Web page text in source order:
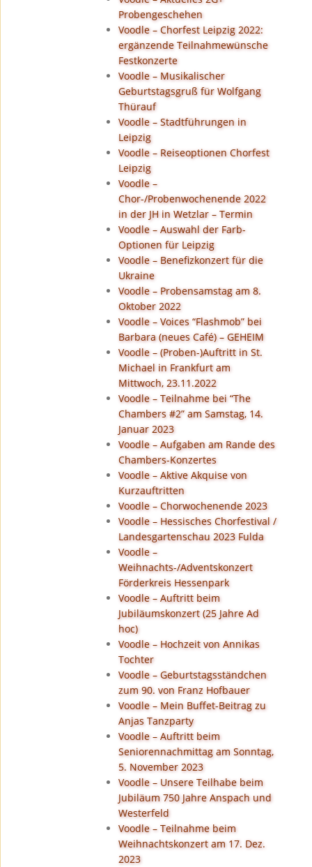
Probengeschehen
Voodle – Chorfest Leipzig 2022:
ergänzende Teilnahmewünsche
Festkonzerte
Voodle – Musikalischer
Geburtstagsgruß für Wolfgang
Thürauf
Voodle – Stadtführungen in
Leipzig
Voodle – Reiseoptionen Chorfest
Leipzig
Voodle –
Chor-/Probenwochenende 2022
in der JH in Wetzlar – Termin
Voodle – Auswahl der Farb-
Optionen für Leipzig
Voodle – Benefizkonzert für die
Ukraine
Voodle – Probensamstag am 8.
Oktober 2022
Voodle – Voices “Flashmob” bei
Barbara (neues Café) – GEHEIM
Voodle – (Proben-)Auftritt in St.
Michael in Frankfurt am
Mittwoch, 23.11.2022
Voodle – Teilnahme bei “The
Chambers #2” am Samstag, 14.
Januar 2023
Voodle – Aufgaben am Rande des
Chambers-Konzertes
Voodle – Aktive Akquise von
Kurzauftritten
Voodle – Chorwochenende 2023
Voodle – Hessisches Chorfestival /
Landesgartenschau 2023 Fulda
Voodle –
Weihnachts-/Adventskonzert
Förderkreis Hessenpark
Voodle – Auftritt beim
Jubiläumskonzert (25 Jahre Ad
hoc)
Voodle – Hochzeit von Annikas
Tochter
Voodle – Geburtstagsständchen
zum 90. von Franz Hofbauer
Voodle – Mein Buffet-Beitrag zu
Anjas Tanzparty
Voodle – Auftritt beim
Seniorennachmittag am Sonntag,
5. November 2023
Voodle – Unsere Teilhabe beim
Jubiläum 750 Jahre Anspach und
Westerfeld
Voodle – Teilnahme beim
Weihnachtskonzert am 17. Dez.
2023